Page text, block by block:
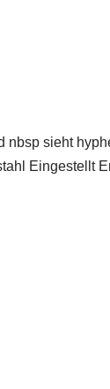
sieht
Eingestellt